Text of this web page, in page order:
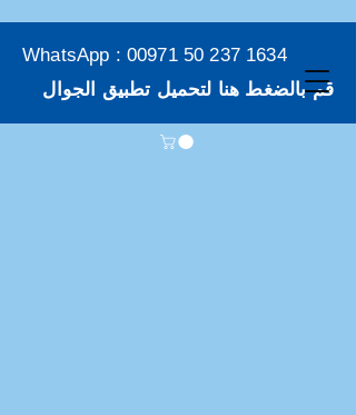
WhatsApp : 00971 50 237 1634
قم بالضغط هنا لتحميل تطبيق الجوال